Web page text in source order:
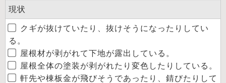
現状
クギが抜けていたり、抜けそうになったりしてい
る。
屋根材が剥がれて下地が露出している。
屋根全体の塗装が剥がれたり変色したりしている。
軒先や棟板金が飛びそうであったり、錆びたりして